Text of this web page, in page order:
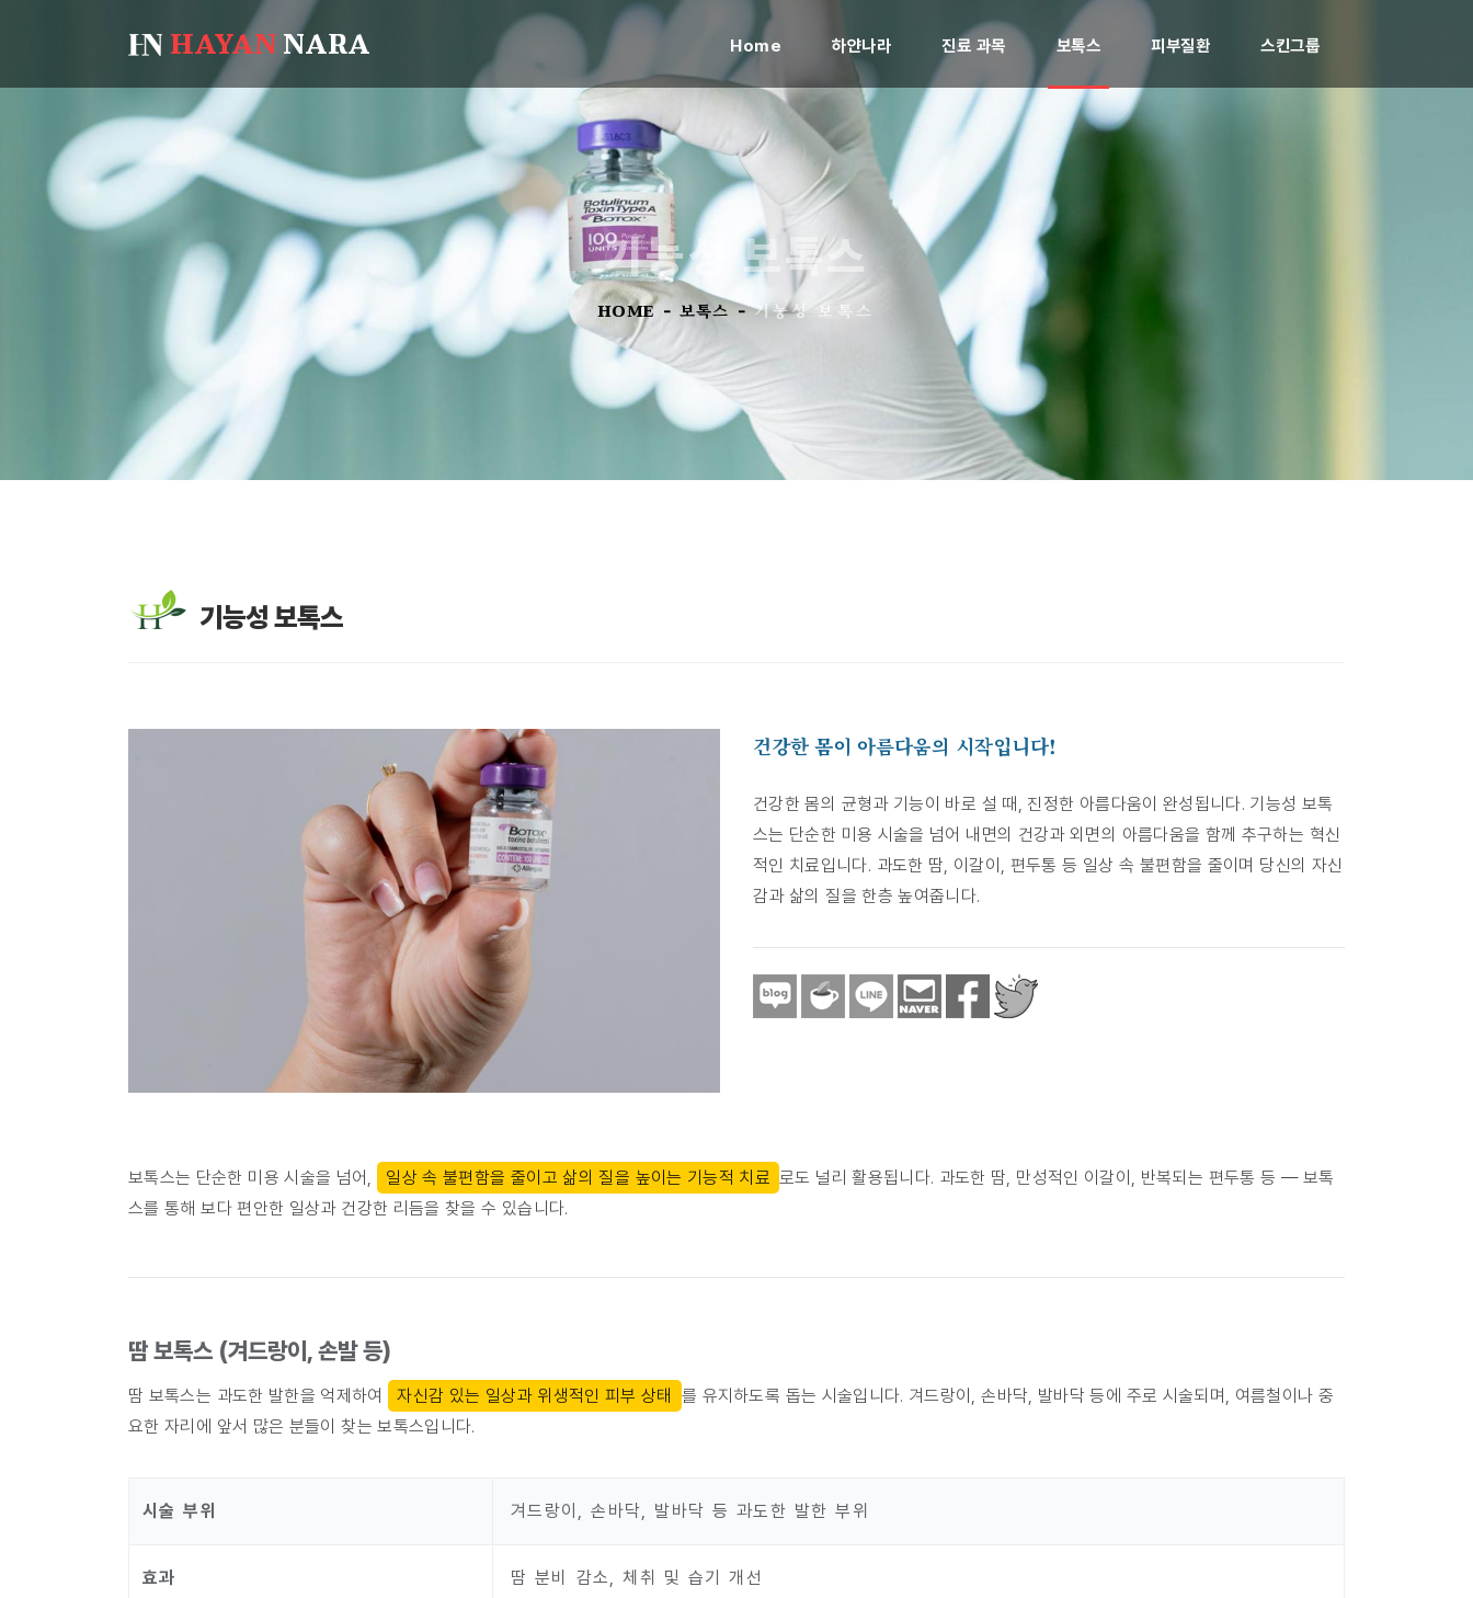
HAYANNARA Home (current)하얀나라 진료 과목 보톡스 피부질환 스킨그룹
기능성 보톡스
HOME- 보톡스 -기능성 보톡스
기능성 보톡스
건강한 몸이 아름다움의 시작입니다!
건강한 몸의 균형과 기능이 바로 설 때, 진정한 아름다움이 완성됩니다. 기능성 보톡
스는 단순한 미용 시술을 넘어 내면의 건강과 외면의 아름다움을 함께 추구하는 혁신
적인 치료입니다. 과도한 땀, 이갈이, 편두통 등 일상 속 불편함을 줄이며 당신의 자신
감과 삶의 질을 한층 높여줍니다.
보톡스는 단순한 미용 시술을 넘어, 일상 속 불편함을 줄이고 삶의 질을 높이는 기능적 치료
로도 널리 활용됩니다. 과도한 땀, 만성적인 이갈이, 반복되는 편두통 등 — 보톡
스를 통해 보다 편안한 일상과 건강한 리듬을 찾을 수 있습니다.
땀 보톡스 (겨드랑이, 손발 등)
땀 보톡스는 과도한 발한을 억제하여 자신감 있는 일상과 위생적인 피부 상태 를 유지하도록 돕는 시술입니다. 겨드랑이, 손바닥, 발바닥 등에 주로 시술되며, 여름철이나 중
요한 자리에 앞서 많은 분들이 찾는 보톡스입니다.
시술 부위 겨드랑이, 손바닥, 발바닥 등 과도한 발한 부위
효과 땀 분비 감소, 체취 및 습기 개선